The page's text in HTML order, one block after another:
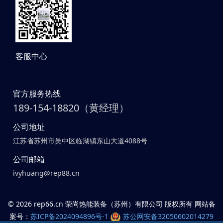
客服中心
官方服务热线
189-154-18820（黄经理）
公司地址
江苏省苏州市吴中区临湖镇东山大道4088号
公司邮箱
ivyhuang@rep88.cn
© 2026 rep66.cn 荣尚热能装备（苏州）有限公司 版权所有 网站备
案号： 苏ICP备2024094896号-1 苏公网安备32050602014279